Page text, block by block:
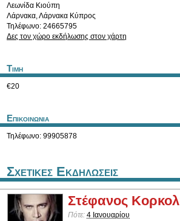
Λεωνίδα Κιούπη
Λάρνακα,Λάρνακα Κύπρος
Τηλέφωνο: 24665795
Δες τον χώρο εκδήλωσης στον χάρτη
Τιμη
€20
Επικοινωνια
Τηλέφωνο: 99905878
Σχετικες Εκδηλωσεις
Στέφανος
Πότε: 4 Ιανουαρίου